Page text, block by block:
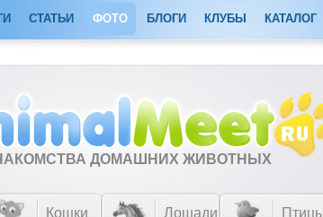
СТАТЬИ ФОТО БЛОГИ КЛУБЫ КАТАЛОГ
ДОМАШНИХ ЖИВОТНЫХ
Кошки Лошади